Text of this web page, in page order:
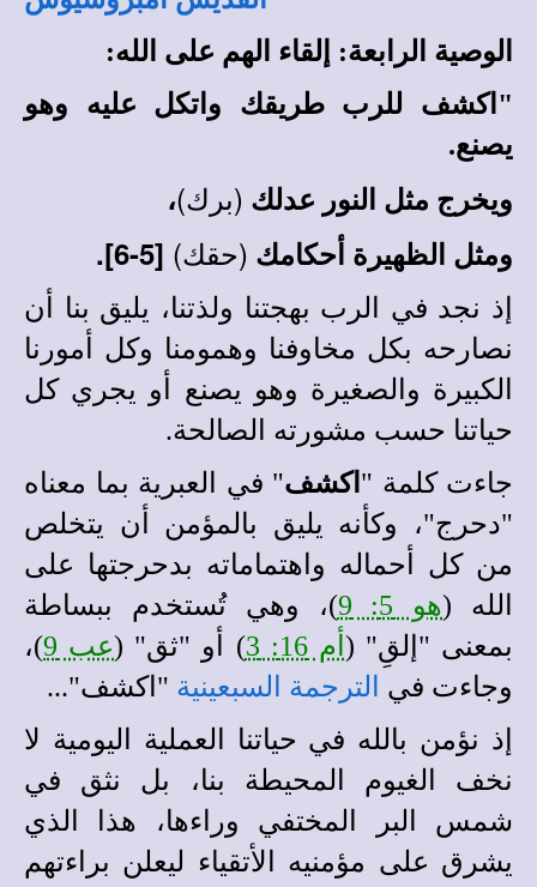
الوصية الرابعة: إلقاء الهم على الله:
"اكشف للرب طريقك واتكل عليه وهو
يصنع.
ويخرج مثل النور عدلك (برك)،
ومثل الظهيرة أحكامك (حقك) [5-6].
إذ نجد في الرب بهجتنا ولذتنا، يليق بنا أن
نصارحه بكل مخاوفنا وهمومنا وكل أمورنا
الكبيرة والصغيرة وهو يصنع أو يجري كل
حياتنا حسب مشورته الصالحة.
جاءت كلمة " اكشف" في العبرية بما معناه
"دحرج"، وكأنه يليق بالمؤمن أن يتخلص
من كل أحماله واهتماماته بدحرجتها على
الله (هو 5: 9
)، وهي تُستخدم ببساطة
بمعنى "إلقِ" ( أم 16: 3 ) أو "ثق" (عب 9
)،
وجاءت في
الترجمة السبعينية "اكشف"...
إذ نؤمن بالله في حياتنا العملية اليومية لا
نخف الغيوم المحيطة بنا، بل نثق في
شمس البر المختفي وراءها، هذا الذي
يشرق على مؤمنيه الأتقياء ليعلن براءتهم